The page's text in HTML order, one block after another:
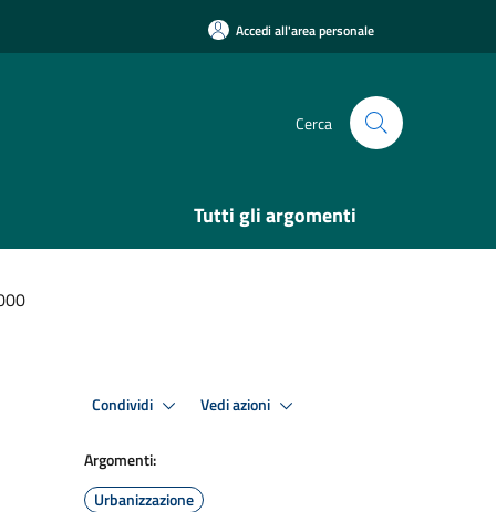
Accedi all'area personale
Cerca
Tutti gli argomenti
Condividi Vedi azioni
Argomenti:
Urbanizzazione